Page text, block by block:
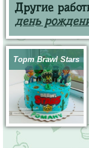
Другие
день
Торт Brawl Stars